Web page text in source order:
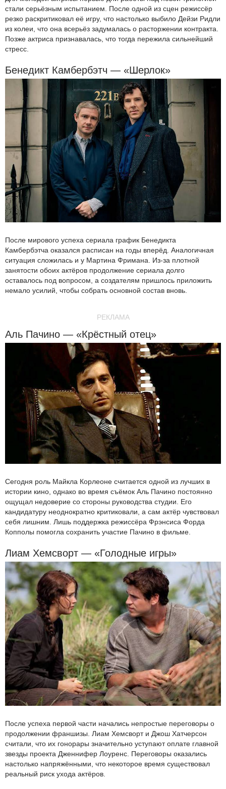
стали серьёзным испытанием. После одной из сцен режиссёр
резко раскритиковал её игру, что настолько выбило Дейзи Ридли
из колеи, что она всерьёз задумалась о расторжении контракта.
Позже актриса признавалась, что тогда пережила сильнейший
стресс.
Бенедикт Камбербэтч — «Шерлок»
После мирового успеха сериала график Бенедикта
Камбербэтча оказался расписан на годы вперёд. Аналогичная
ситуация сложилась и у Мартина Фримана. Из-за плотной
занятости обоих актёров продолжение сериала долго
оставалось под вопросом, а создателям пришлось приложить
немало усилий, чтобы собрать основной состав вновь.
РЕКЛАМА
Аль Пачино — «Крёстный отец»
Сегодня роль Майкла Корлеоне считается одной из лучших в
истории кино, однако во время съёмок Аль Пачино постоянно
ощущал недоверие со стороны руководства студии. Его
кандидатуру неоднократно критиковали, а сам актёр чувствовал
себя лишним. Лишь поддержка режиссёра Фрэнсиса Форда
Копполы помогла сохранить участие Пачино в фильме.
Лиам Хемсворт — «Голодные игры»
После успеха первой части начались непростые переговоры о
продолжении франшизы. Лиам Хемсворт и Джош Хатчерсон
считали, что их гонорары значительно уступают оплате главной
звезды проекта Дженнифер Лоуренс. Переговоры оказались
настолько напряжёнными, что некоторое время существовал
реальный риск ухода актёров.